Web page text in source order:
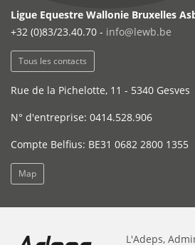
Ligue Equestre Wallonie Bruxelles
+32 (0)83/23.40.70 - info@lewb.be
Tous les contacts
Rue de la Pichelotte, 11 - 5340 Gesves
N° d'entreprise: 0414.528.906
Compte Belfius: BE31 0682 2800 1355
Map
L'Adeps,